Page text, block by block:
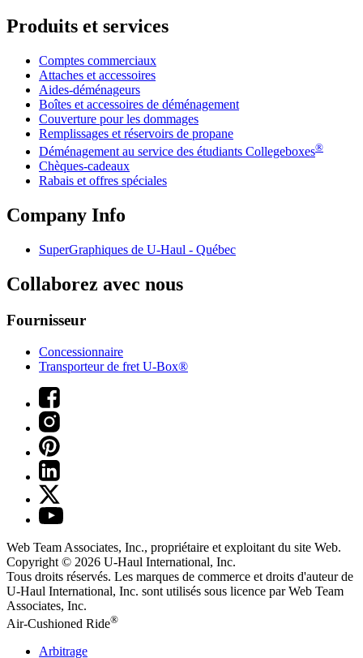
Produits et services
Comptes commerciaux
Attaches et accessoires
Aides-déménageurs
Boîtes et accessoires de déménagement
Couverture pour les dommages
Remplissages et réservoirs de propane
Déménagement au service des étudiants Collegeboxes®
Chèques-cadeaux
Rabais et offres spéciales
Company Info
SuperGraphiques de U-Haul - Québec
Collaborez avec nous
Fournisseur
Concessionnaire
Transporteur de fret U-Box®
Web Team Associates, Inc., propriétaire et exploitant du site Web.
Copyright © 2026 U-Haul International, Inc.
Tous droits réservés. Les marques de commerce et droits d'auteur de
U-Haul International, Inc. sont utilisés sous licence par Web Team
Associates, Inc.
Air-Cushioned Ride®
Arbitrage